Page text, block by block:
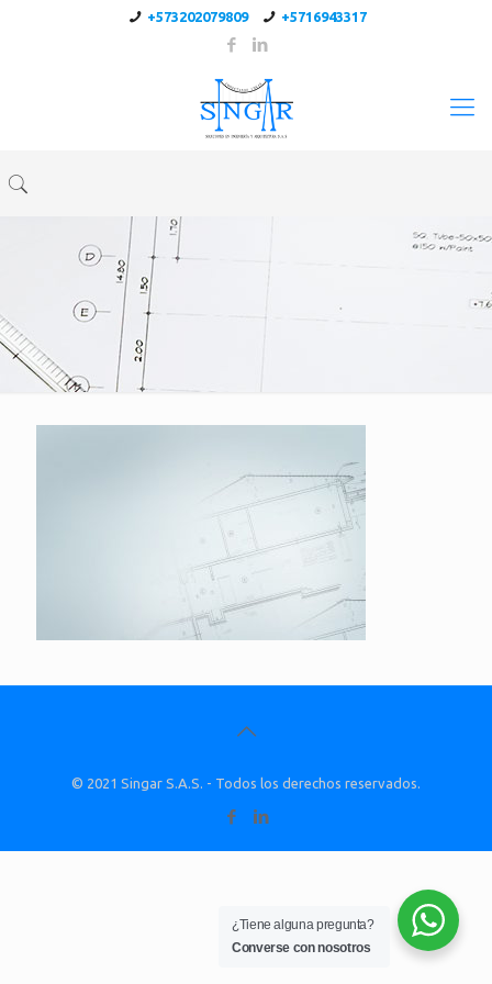
+573202079809 +5716943317
© 2021 Singar S.A.S. - Todos los derechos reservados.
¿Tiene alguna pregunta?
Converse con nosotros